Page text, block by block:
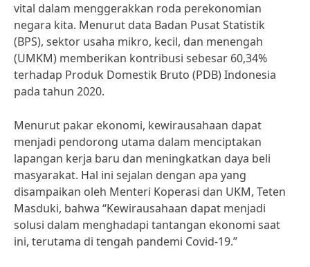
vital dalam menggerakkan roda perekonomian
negara kita. Menurut data Badan Pusat Statistik
(BPS), sektor usaha mikro, kecil, dan menengah
(UMKM) memberikan kontribusi sebesar 60,34%
terhadap Produk Domestik Bruto (PDB) Indonesia
pada tahun 2020.
Menurut pakar ekonomi, kewirausahaan dapat
menjadi pendorong utama dalam menciptakan
lapangan kerja baru dan meningkatkan daya beli
masyarakat. Hal ini sejalan dengan apa yang
disampaikan oleh Menteri Koperasi dan UKM, Teten
Masduki, bahwa “Kewirausahaan dapat menjadi
solusi dalam menghadapi tantangan ekonomi saat
ini, terutama di tengah pandemi Covid-19.”